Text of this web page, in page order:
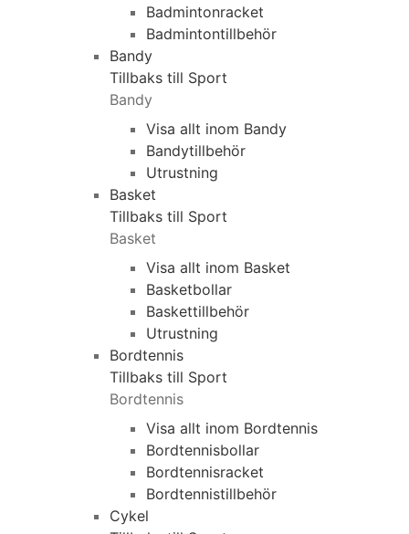
Badmintonracket
Badmintontillbehör
Bandy
Tillbaks till Sport
Bandy
Visa allt inom Bandy
Bandytillbehör
Utrustning
Basket
Tillbaks till Sport
Basket
Visa allt inom Basket
Basketbollar
Baskettillbehör
Utrustning
Bordtennis
Tillbaks till Sport
Bordtennis
Visa allt inom Bordtennis
Bordtennisbollar
Bordtennisracket
Bordtennistillbehör
Cykel